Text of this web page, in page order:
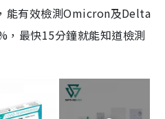
能有效檢測Omicron及Delta
，最快15分鐘就能知道檢測